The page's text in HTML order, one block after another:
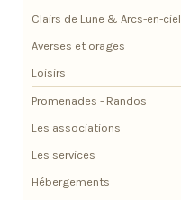
Clairs de Lune & Arcs-en-ciel
Averses et orages
Loisirs
Promenades - Randos
Les associations
Les services
Hébergements